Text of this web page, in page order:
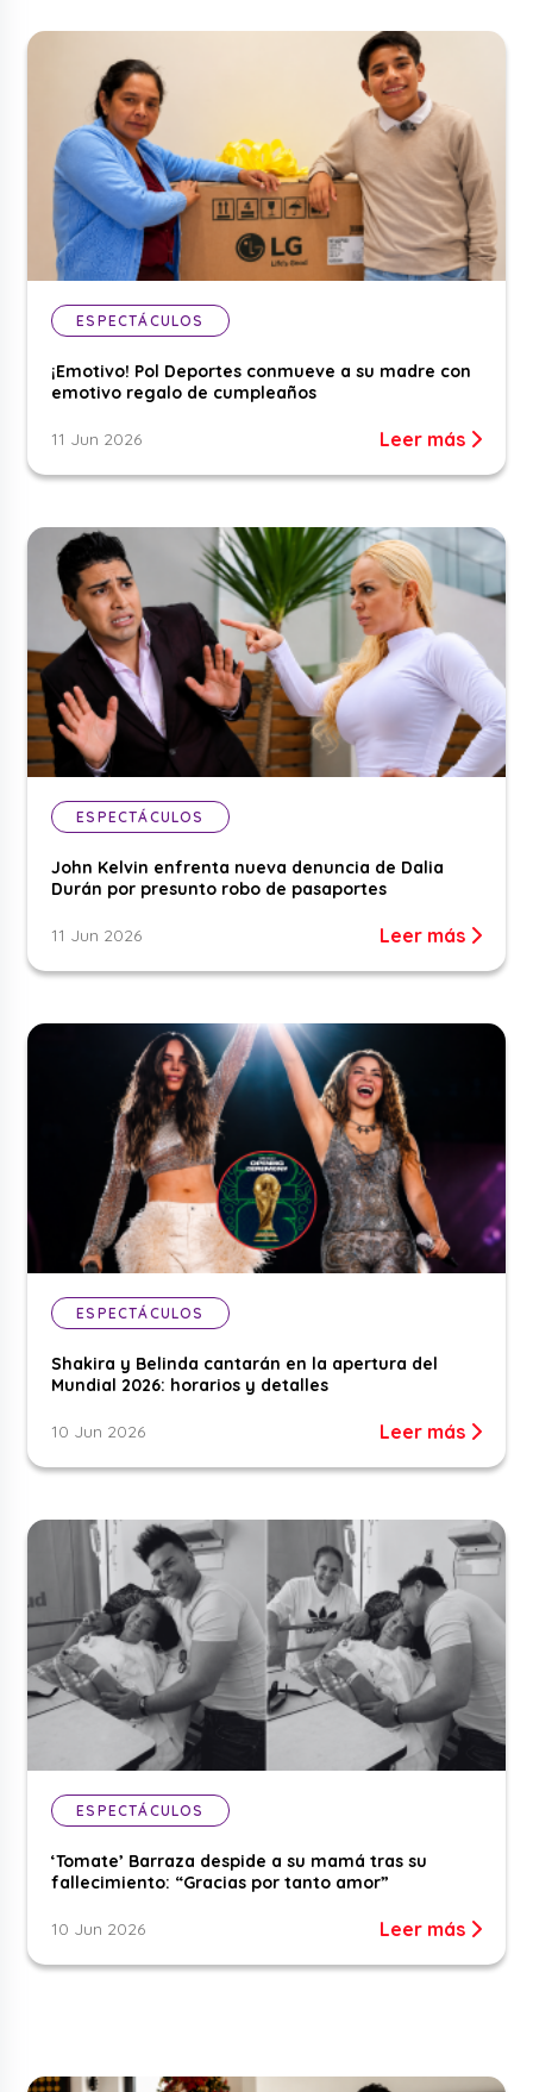
ESPECTÁCULOS
¡Emotivo! Pol Deportes conmueve a su madre con
emotivo regalo de cumpleaños
11 Jun 2026 Leer más
ESPECTÁCULOS
John Kelvin enfrenta nueva denuncia de Dalia
Durán por presunto robo de pasaportes
11 Jun 2026 Leer más
ESPECTÁCULOS
Shakira y Belinda cantarán en la apertura del
Mundial 2026: horarios y detalles
10 Jun 2026 Leer más
ESPECTÁCULOS
‘Tomate’ Barraza despide a su mamá tras su
fallecimiento: “Gracias por tanto amor”
10 Jun 2026 Leer más